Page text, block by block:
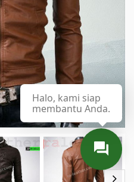
Halo, kami siap
membantu Anda.